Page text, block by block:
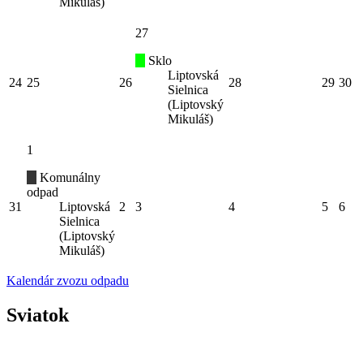
24 25 26
27
Sklo
Liptovská
Sielnica
(Liptovský
Mikuláš)
28 29 30
31
1
Komunálny
odpad
Liptovská
Sielnica
(Liptovský
Mikuláš)
2 3 4 5 6
Kalendár zvozu odpadu
Sviatok